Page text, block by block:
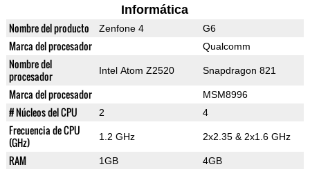
Informática
Nombre del producto Zenfone 4 G6
Marca del procesador Qualcomm
Nombre del
procesador
Intel Atom Z2520 Snapdragon 821
Marca del procesador MSM8996
# Núcleos del CPU 2 4
Frecuencia de CPU
(GHz)
1.2 GHz 2x2.35 & 2x1.6 GHz
RAM 1GB 4GB